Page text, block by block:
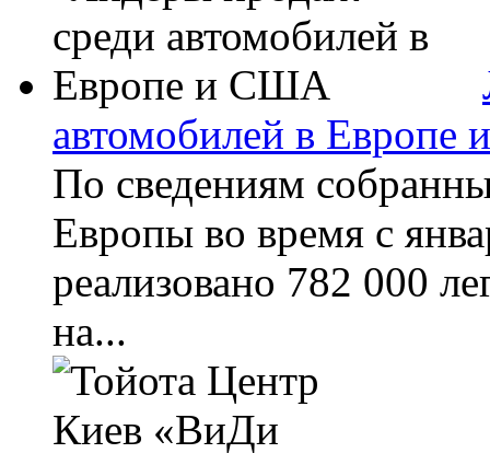
автомобилей в
По сведениям
Европы во время с
реализовано 782 000
на...